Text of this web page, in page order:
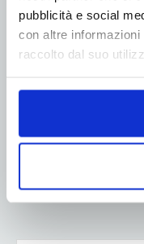
pubblicità e social
con altre
raccolto dal suo
lo stesso tetto”
design e servizio
gruppo BPK ha
Leggi di più